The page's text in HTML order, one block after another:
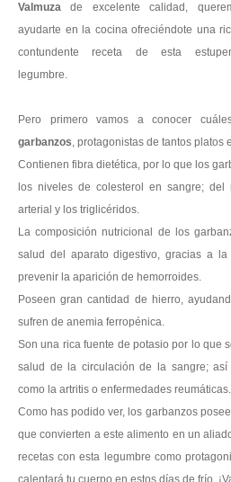
Valmuza de excelente calidad,
ayudarte en la cocina ofreciéndote una
contundente receta de esta
legumbre.
Pero primero vamos a conocer
garbanzos, protagonistas de tantos platos
Contienen fibra dietética, por lo que los
los niveles de colesterol en sangre;
arterial y los triglicéridos.
La composición nutricional de los
salud del aparato digestivo, gracias a
prevenir la aparición de hemorroides.
Poseen gran cantidad de hierro,
sufren de anemia ferropénica.
Son una rica fuente de potasio por lo que
salud de la circulación de la sangre; así
como la artritis o enfermedades reumáticas.
Como has podido ver, los garbanzos
que convierten a este alimento en un
recetas con esta legumbre como
calentará tu cuerpo en estos días de frío.